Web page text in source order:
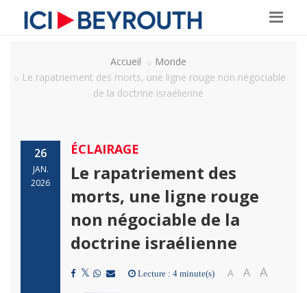
Accueil
Monde
Le rapatriement des morts, une ligne rouge non négociable
de la doctrine israélienne
26
JAN.
2026
ÉCLAIRAGE
Le rapatriement des
morts, une ligne rouge
non négociable de la
doctrine israélienne
Lecture : 4 minute(s) A A A